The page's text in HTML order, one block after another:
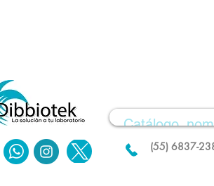
(55) 6837-